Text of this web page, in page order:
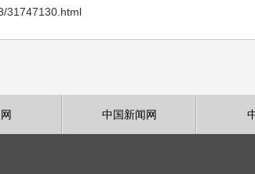
31747130.html
中国新闻网